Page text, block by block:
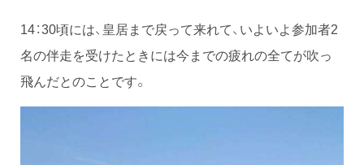
14：30頃には、皇居まで戻って来れて、いよいよ参加者2
名の伴走を受けたときには今までの疲れの全てが吹っ
飛んだとのことです。